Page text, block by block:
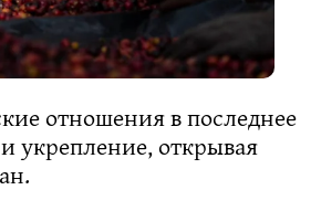
отношения в последнее
укрепление, открывая